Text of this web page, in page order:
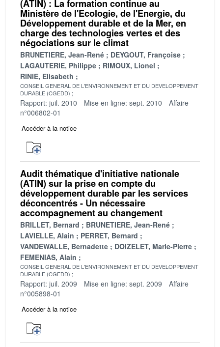
(ATIN) : La formation continue au
Ministère de l'Ecologie, de l'Energie, du
Développement durable et de la Mer, en
charge des technologies vertes et des
négociations sur le climat
BRUNETIERE, Jean-René
DEYGOUT, Françoise
LAGAUTERIE, Philippe
RIMOUX, Lionel
RINIE, Elisabeth
CONSEIL GENERAL DE L'ENVIRONNEMENT ET DU DEVELOPPEMENT
DURABLE (CGEDD)
Rapport: juil. 2010 Mise en ligne: sept. 2010
Affaire
n°006802-01
Accéder à la notice
Audit thématique d'initiative nationale
(ATIN) sur la prise en compte du
développement durable par les services
déconcentrés - Un nécessaire
accompagnement au changement
BRILLET, Bernard
BRUNETIERE, Jean-René
LAVIELLE, Alain
PERRET, Bernard
VANDEWALLE, Bernadette
DOIZELET, Marie-Pierre
FEMENIAS, Alain
CONSEIL GENERAL DE L'ENVIRONNEMENT ET DU DEVELOPPEMENT
DURABLE (CGEDD)
Rapport: juil. 2009 Mise en ligne: sept. 2009
Affaire
n°005898-01
Accéder à la notice